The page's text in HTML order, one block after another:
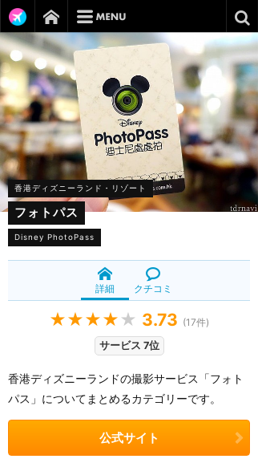
香港ディズニーランド・リゾート
フォトパス
Disney PhotoPass
詳細 クチコミ
★★★★ ★ 3.73 (17件)
サービス 7位
香港ディズニーランドの撮影サービス「フォト
パス」についてまとめるカテゴリーです。
公式サイト